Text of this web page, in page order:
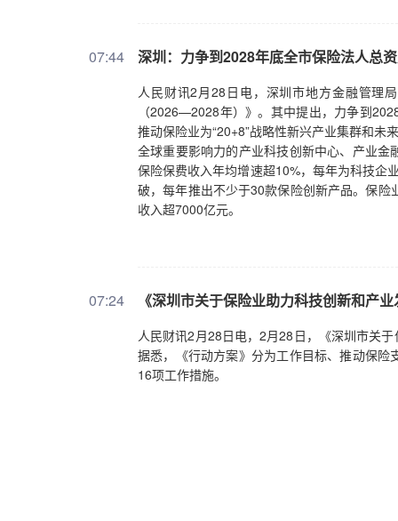
07:44 深圳：力争到2028年底全市保险法人总
人民财讯2月28日电，深圳市地方金融管理
（2026—2028年）》。其中提出，力争到
推动保险业为“20+8”战略性新兴产业集群和未
全球重要影响力的产业科技创新中心、产业
保险保费收入年均增速超10%，每年为科技企
破，每年推出不少于30款保险创新产品。保
收入超7000亿元。
07:24 《深圳市关于保险业助力科技创新和产
人民财讯2月28日电，2月28日，《深圳市关
据悉，《行动方案》分为工作目标、推动保
16项工作措施。